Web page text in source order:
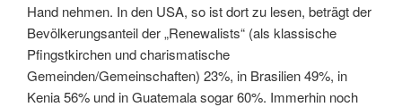
Hand nehmen. In den USA, so ist dort zu lesen, beträgt der
Bevölkerungsanteil der „Renewalists“ (als klassische
Pfingstkirchen und charismatische
Gemeinden/Gemeinschaften) 23%, in Brasilien 49%, in
Kenia 56% und in Guatemala sogar 60%. Immerhin noch